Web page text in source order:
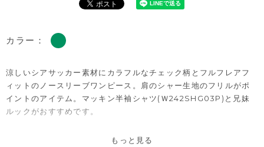
カラー：
涼しいシアサッカー素材にカラフルなチェック柄とフルフレアフ
ィットのノースリーブワンピース。肩のシャー生地のフリルがポ
イントのアイテム。マッキン半袖シャツ(Ｗ242SHG03P) と兄妹
ルックがおすすめです。
※撮影･モニター環境等により実際の商品の色味と異なって見える
もっと見る